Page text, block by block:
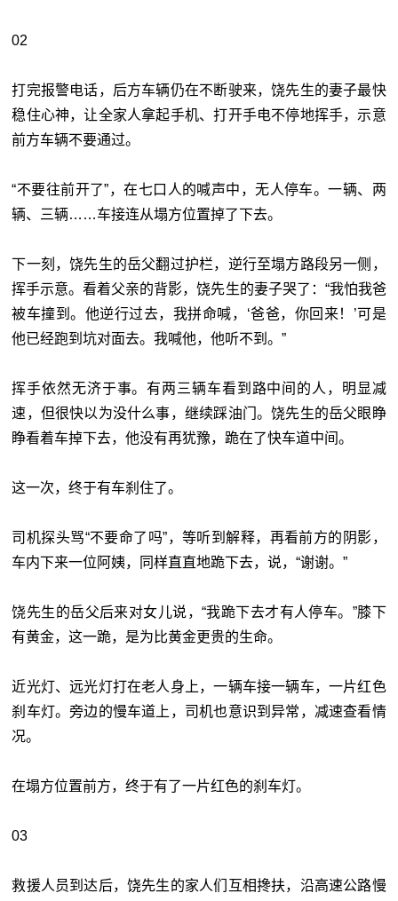
02
打完报警电话，后方车辆仍在不断驶来，饶先生的妻子最快
稳住心神，让全家人拿起手机、打开手电不停地挥手，示意
前方车辆不要通过。
“不要往前开了”，在七口人的喊声中，无人停车。一辆、两
辆、三辆……车接连从塌方位置掉了下去。
下一刻，饶先生的岳父翻过护栏，逆行至塌方路段另一侧，
挥手示意。看着父亲的背影，饶先生的妻子哭了：“我怕我爸
被车撞到。他逆行过去，我拼命喊，‘爸爸，你回来！’可是
他已经跑到坑对面去。我喊他，他听不到。”
挥手依然无济于事。有两三辆车看到路中间的人，明显减
速，但很快以为没什么事，继续踩油门。饶先生的岳父眼睁
睁看着车掉下去，他没有再犹豫，跪在了快车道中间。
这一次，终于有车刹住了。
司机探头骂“不要命了吗”，等听到解释，再看前方的阴影，
车内下来一位阿姨，同样直直地跪下去，说，“谢谢。”
饶先生的岳父后来对女儿说，“我跪下去才有人停车。”膝下
有黄金，这一跪，是为比黄金更贵的生命。
近光灯、远光灯打在老人身上，一辆车接一辆车，一片红色
刹车灯。旁边的慢车道上，司机也意识到异常，减速查看情
况。
在塌方位置前方，终于有了一片红色的刹车灯。
03
救援人员到达后，饶先生的家人们互相搀扶，沿高速公路慢